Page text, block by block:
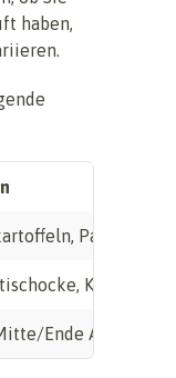
haben,
Paprika,
Ende April